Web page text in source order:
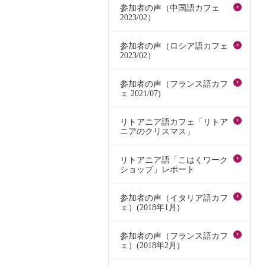
参加者の声（中国語カフェ
2023/02）
参加者の声（ロシア語カフェ
2023/02）
参加者の声（フランス語カフ
ェ 2021/07)
リトアニア語カフェ「リトア
ニアのクリスマス」
リトアニア語「こはくワーク
ショップ」レポート
参加者の声（イタリア語カフ
ェ）(2018年1月)
参加者の声（フランス語カフ
ェ）(2018年2月)